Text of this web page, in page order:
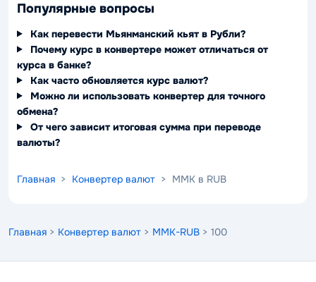
Популярные вопросы
Как перевести Мьянманский кьят в Рубли?
Почему курс в конвертере может отличаться от
курса в банке?
Как часто обновляется курс валют?
Можно ли использовать конвертер для точного
обмена?
От чего зависит итоговая сумма при переводе
валюты?
Главная > Конвертер валют > MMK в RUB
Главная > Конвертер валют > MMK-RUB > 100